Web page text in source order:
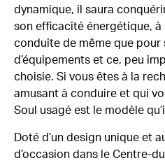
dynamique, il saura
son efficacité énergétique, à
conduite de même que pour
d’équipements et ce, peu
choisie. Si vous êtes à la
amusant à conduire et qui
Soul usagé est le modèle
Doté d’un design unique et
d’occasion dans le Centre-